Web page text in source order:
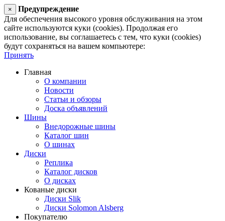
×
Предупреждение
Для обеспечения высокого уровня обслуживания на этом
сайте используются куки (cookies). Продолжая его
использование, вы соглашаетесь с тем, что куки (cookies)
будут сохраняться на вашем компьютере:
Принять
Главная
О компании
Новости
Статьи и обзоры
Доска объявлений
Шины
Внедорожные шины
Каталог шин
О шинах
Диски
Реплика
Каталог дисков
О дисках
Кованые диски
Диски Slik
Диски Solomon Alsberg
Покупателю